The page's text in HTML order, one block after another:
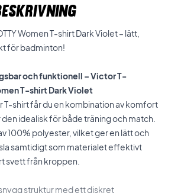
Women T-shirt Dark Violet – lätt,
för badminton!
och funktionell – Victor T-
T-shirt Dark Violet
T-shirt får du en kombination av komfort
idealisk för både träning och match.
100% polyester, vilket ger en lätt och
samtidigt som materialet effektivt
svett från kroppen.
struktur med ett diskret